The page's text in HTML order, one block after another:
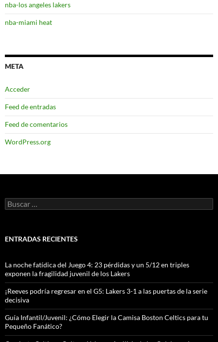
nba-los angeles lakers
nba-miami heat
META
Acceder
Feed de entradas
Feed de comentarios
WordPress.org
Buscar:
ENTRADAS RECIENTES
La noche fatídica del Juego 4: 23 pérdidas y un 5/12 en triples
exponen la fragilidad juvenil de los Lakers
¡Reeves podría regresar en el G5: Lakers 3-1 a las puertas de la serie
decisiva
Guía Infantil/Juvenil: ¿Cómo Elegir la Camisa Boston Celtics para tu
Pequeño Fanático?